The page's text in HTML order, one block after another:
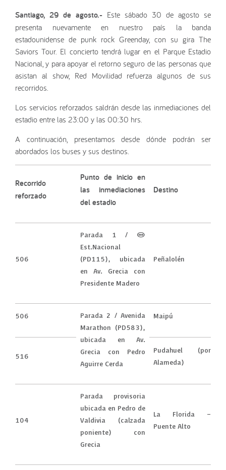
Santiago, 29 de agosto.- Este sábado 30 de agosto se
presenta nuevamente en nuestro país la banda
estadounidense de punk rock Greenday, con su gira The
Saviors Tour. El concierto tendrá lugar en el Parque Estadio
Nacional, y para apoyar el retorno seguro de las personas que
asistan al show, Red Movilidad refuerza algunos de sus
recorridos.
Los servicios reforzados saldrán desde las inmediaciones del
estadio entre las 23:00 y las 00:30 hrs.
A continuación, presentamos desde dónde podrán ser
abordados los buses y sus destinos.
Recorrido
reforzado
Punto de inicio en
las inmediaciones
del estadio
Destino
506
Parada 1 / (M)
Est.Nacional
(PD115), ubicada
en Av. Grecia con
Presidente Madero
Peñalolén
506
Parada 2 / Avenida
Marathon (PD583),
ubicada en Av.
Grecia con Pedro
Aguirre Cerda
Maipú
516
Pudahuel (por
Alameda)
104
Parada provisoria
ubicada en Pedro de
Valdivia (calzada
poniente) con
Grecia
La Florida –
Puente Alto